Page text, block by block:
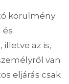
körülmény
és
az is,
van
eljárás csak